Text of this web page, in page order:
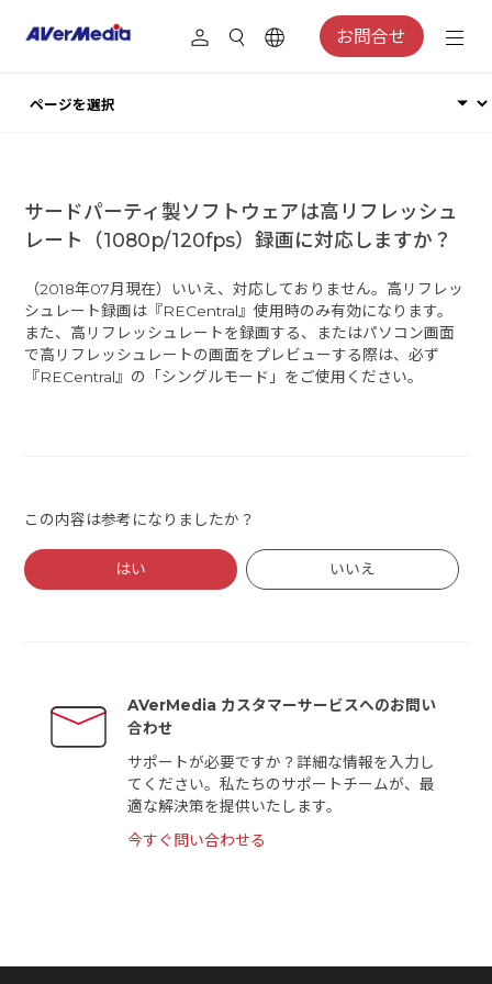
お問合せ
サードパーティ製ソフトウェアは高リフレッシュ
レート（1080p/120fps）録画に対応しますか？
（2018年07月現在）いいえ、対応しておりません。高リフレッ
シュレート録画は『RECentral』使用時のみ有効になります。
また、高リフレッシュレートを録画する、またはパソコン画面
で高リフレッシュレートの画面をプレビューする際は、必ず
『RECentral』の「シングルモード」をご使用ください。
この内容は参考になりましたか？
はい いいえ
AVerMedia カスタマーサービスへのお問い
合わせ
サポートが必要ですか？詳細な情報を入力し
てください。私たちのサポートチームが、最
適な解決策を提供いたします。
今すぐ問い合わせる